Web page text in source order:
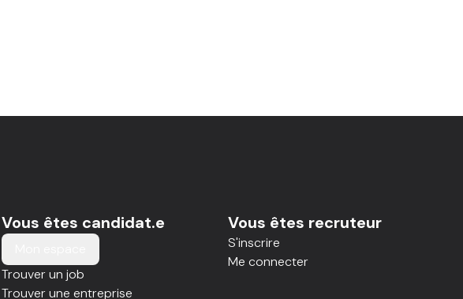
Vous êtes candidat.e
Trouver un job
Trouver une entreprise
Vous êtes recruteur
S'inscrire
Me connecter